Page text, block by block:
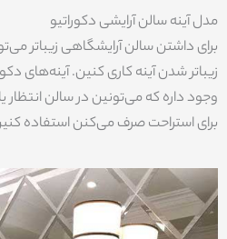
مدل آینه سالن آرایشی دکوراتیو
برای داشتن سالن آرایشگاهی زیباتر
زیباتر شدن آینه کاری کنین. آینه‌های
وجود داره که می‌تونین در سالن
برای استراحت صرف می‌کنن استفاده